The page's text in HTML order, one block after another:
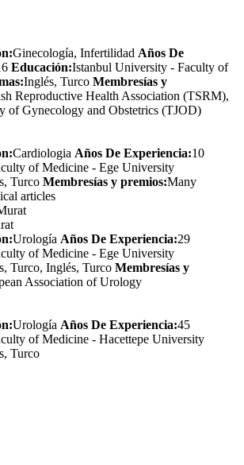
Ginecología, Infertilidad Años De
Educación:Istanbul University - Faculty of
Inglés, Turco Membresías y
Reproductive Health Association (TSRM),
of Gynecology and Obstetrics (TJOD)
Cardiologia Años De Experiencia:10
of Medicine - Ege University
Turco Membresías y premios:Many
articles
Urología Años De Experiencia:29
of Medicine - Ege University
Turco, Inglés, Turco Membresías y
Association of Urology
Urología Años De Experiencia:45
of Medicine - Hacettepe University
Turco